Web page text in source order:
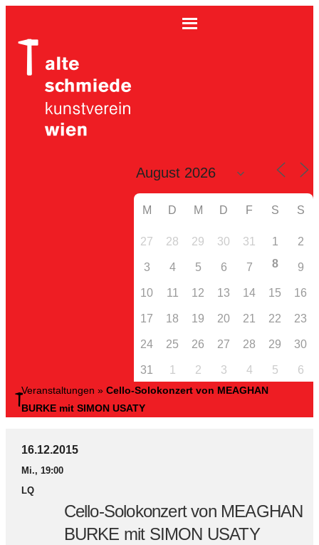
M D M D F S S
27 28 29 30 31 1 2
3 4 5 6 7 8 9
10 11 12 13 14 15 16
17 18 19 20 21 22 23
24 25 26 27 28 29 30
31 1 2 3 4 5 6
Veranstaltungen » Cello-Solokonzert von MEAGHAN
BURKE mit SIMON USATY
16.12.2015
Mi., 19:00
LQ
Cello-Solokonzert von MEAGHAN
BURKE mit SIMON USATY